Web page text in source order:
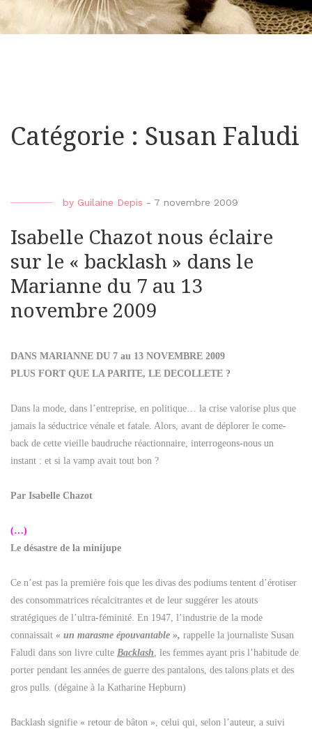
Catégorie : Susan Faludi
by Guilaine Depis - 7 novembre 2009
Isabelle Chazot nous éclaire
sur le « backlash » dans le
Marianne du 7 au 13
novembre 2009
DANS MARIANNE DU 7 au 13 NOVEMBRE 2009
PLUS FORT QUE LA PARITE, LE DECOLLETE ?
Dans la mode, dans l’entreprise, en politique… la crise valorise plus que
jamais la séductrice vénale et fatale. Alors, avant de déplorer le come-
back de cette vieille baudruche réactionnaire, interrogeons-nous un
instant : et si la vamp avait tout bon ?
Par Isabelle Chazot
(…)
Le désastre de la minijupe
Ce n’est pas la première fois que les divas des podiums tentent d’érotiser
des consommatrices récalcitrantes et de leur suggérer les atouts
stratégiques de l’ultra-féminité. En 1947, l’industrie de la mode
connaissait « un marasme épouvantable », rappelle la journaliste Susan
Faludi dans son livre culte Backlash, les femmes ayant pris l’habitude de
porter pendant les années de guerre des pantalons, des talons plats et des
gros pulls. (dégaine à la Katharine Hepburn)
Backlash signifie « retour de bâton », celui qui, selon l’auteur, a suivi